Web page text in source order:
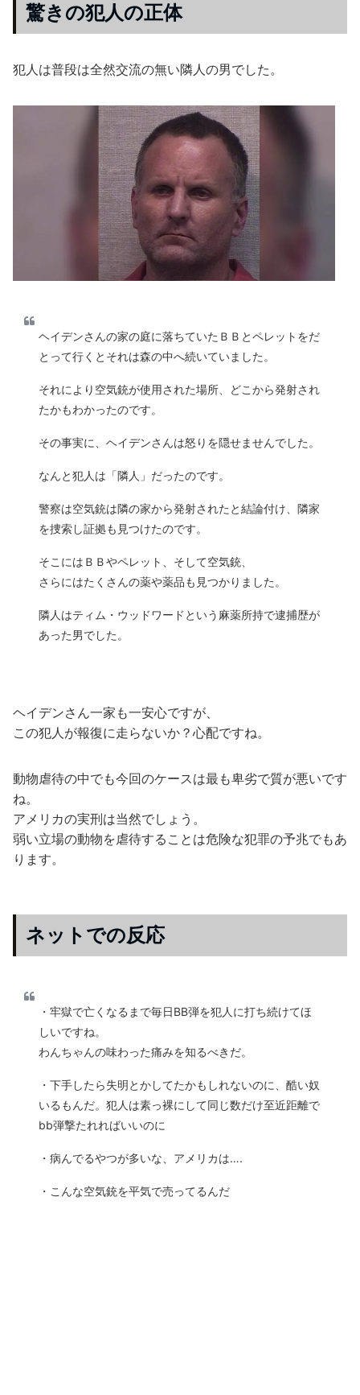
驚きの犯人の正体
犯人は普段は全然交流の無い隣人の男でした。
ヘイデンさんの家の庭に落ちていたＢＢとペレットをだ
とって行くとそれは森の中へ続いていました。
それにより空気銃が使用された場所、どこから発射され
たかもわかったのです。
その事実に、ヘイデンさんは怒りを隠せませんでした。
なんと犯人は「隣人」だったのです。
警察は空気銃は隣の家から発射されたと結論付け、隣家
を捜索し証拠も見つけたのです。
そこにはＢＢやペレット、そして空気銃、
さらにはたくさんの薬や薬品も見つかりました。
隣人はティム・ウッドワードという麻薬所持で逮捕歴が
あった男でした。
ヘイデンさん一家も一安心ですが、
この犯人が報復に走らないか？心配ですね。
動物虐待の中でも今回のケースは最も卑劣で質が悪いです
ね。
アメリカの実刑は当然でしょう。
弱い立場の動物を虐待することは危険な犯罪の予兆でもあ
ります。
ネットでの反応
・牢獄で亡くなるまで毎日BB弾を犯人に打ち続けてほ
しいですね。
わんちゃんの味わった痛みを知るべきだ。
・下手したら失明とかしてたかもしれないのに、酷い奴
いるもんだ。犯人は素っ裸にして同じ数だけ至近距離で
bb弾撃たれればいいのに
・病んでるやつが多いな、アメリカは….
・こんな空気銃を平気で売ってるんだ